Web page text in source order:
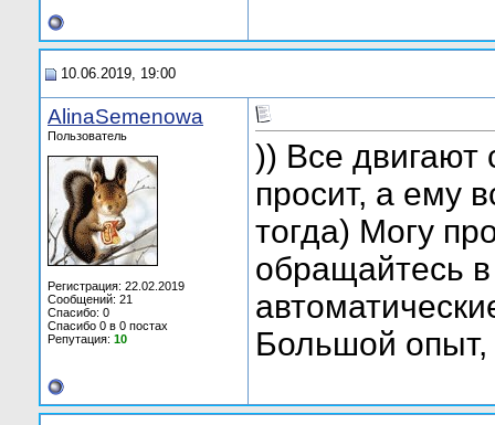
10.06.2019, 19:00
AlinaSemenowa
Пользователь
Регистрация: 22.02.2019
Сообщений: 21
Спасибо: 0
Спасибо 0 в 0 постах
Репутация: 10
)) Все двигают
просит, а ему
тогда) Могу
обращайтесь в
Большой опыт,